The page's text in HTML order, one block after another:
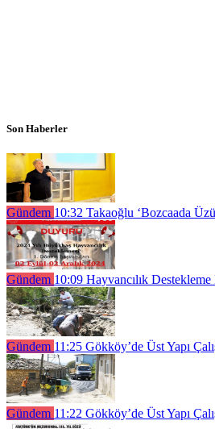
Son Haberler
Gündem 10:32 Takaoğlu ‘Bozcaada
Gündem 10:09 Hayvancılık
Gündem 11:25 Gökköy’de Üst Yapı
Gündem 11:22 Gökköy’de Üst Yapı